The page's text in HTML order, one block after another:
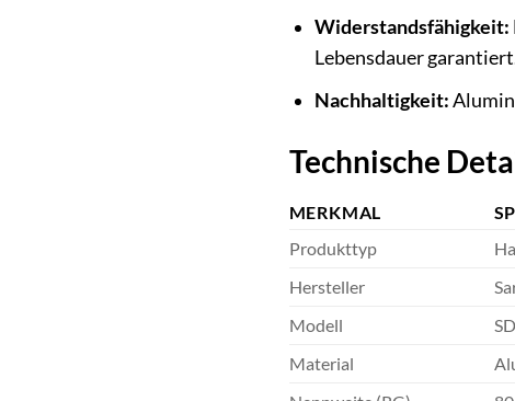
Widerstandsfähigkeit:
Lebensdauer
Nachhaltigkeit:
Technische
MERKMAL
Produkttyp
Hersteller
Modell
Material